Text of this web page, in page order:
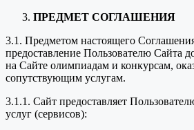
ПРЕДМЕТ СОГЛАШЕНИЯ
3.1. Предметом настоящего
предоставление Пользователю Сайта
на Сайте олимпиадам и конкурсам,
сопутствующим услугам.
3.1.1. Сайт предоставляет
услуг (сервисов):